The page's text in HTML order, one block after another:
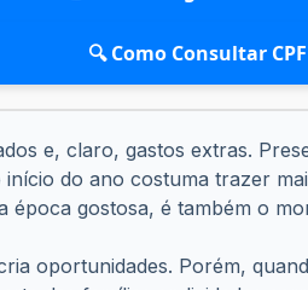
🔍 Como Consultar
e, claro, gastos extras.
do ano costuma trazer
época gostosa, é também o
oportunidades. Porém,